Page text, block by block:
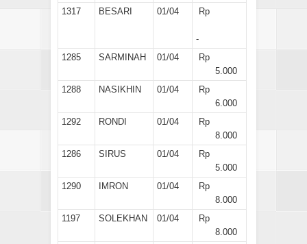
1317
BESARI 01/04 Rp
-
1285
SARMINAH 01/04
Rp
5.000
1288
NASIKHIN 01/04
Rp
6.000
1292
RONDI 01/04
Rp
8.000
1286
SIRUS 01/04
Rp
5.000
1290
IMRON 01/04
Rp
8.000
1197
SOLEKHAN 01/04
Rp
8.000